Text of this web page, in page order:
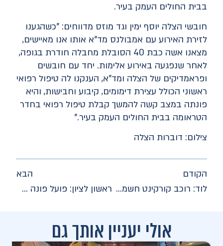
בבית החולים העמק בעיר.
חובשי הצלה יוסף ימין וגד מוזס מדווחים: "כשהגענו
לזירת האירוע עם אמבולנס מד"א אותו אנו מאיישים,
מצאנו אשה כבת 40 הסובלת מחבלה חודרת בגופה,
לאחר שנפגעה באירוע אלימות. יחד עם חובשים
ופראמדיקים של הצלה ומד"א, הענקנו לה טיפול רפואי
ראשוני הכולל עצירת דימומים, קיבוע וחבישות, והיא
פונתה במצב קשה להמשך קבלת טיפול רפואי בחדר
הטראומה בבית החולים העמק בעיר."
צילום: דוברות הצלה
הקודם
לוד: רוכב קורקינט חשמלי פונה במצב בינוני לאחר שהחליק במהלך הרכיבה
הבא
ראשון לציון: פועל פונה במצב קשה לאחר שנפל מגובה במוסך
אולי יעניין אותך גם